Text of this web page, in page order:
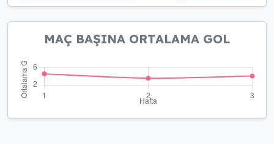
MAÇ BAŞINA ORTALAMA GOL